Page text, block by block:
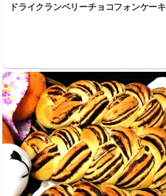
ドライクランベリーチョコフォンケーキ